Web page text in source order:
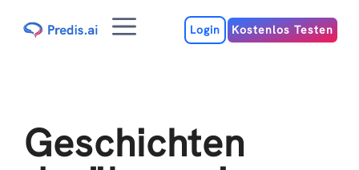
Inhalt
MenuLogin Kostenlos Testen
Geschichten